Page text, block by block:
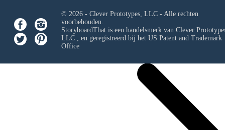
© 2026 - Clever Prototypes, LLC - Alle rechten
voorbehouden.
StoryboardThat is een handelsmerk van Clever
LLC, en geregistreerd bij het US Patent and Trademark
Office